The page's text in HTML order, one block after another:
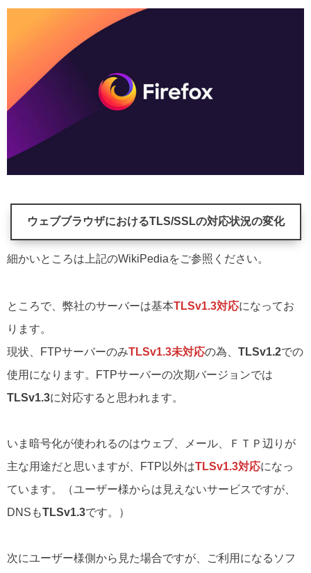
ウェブブラウザにおけるTLS/SSLの対応状況の変化
細かいところは上記のWikiPediaをご参照ください。
ところで、弊社のサーバーは基本TLSv1.3対応になってお
ります。
現状、FTPサーバーのみTLSv1.3未対応の為、 TLSv1.2での
使用になります。FTPサーバーの次期バージョンでは
TLSv1.3に対応すると思われます。
いま暗号化が使われるのはウェブ、メール、ＦＴＰ辺りが
主な用途だと思いますが、FTP以外はTLSv1.3対応になっ
ています。（ユーザー様からは見えないサービスですが、
DNSもTLSv1.3です。）
次にユーザー様側から見た場合ですが、ご利用になるソフ